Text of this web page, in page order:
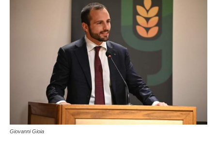
Giovanni Gioia